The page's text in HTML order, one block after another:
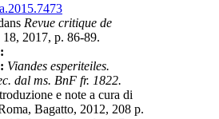
Revue critique de
18, 2017, p. 86-89.
Viandes esperiteiles.
dal ms. BnF fr. 1822.
e note a cura di
Bagatto, 2012, 208 p.